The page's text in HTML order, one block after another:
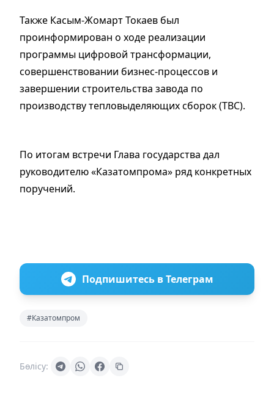
Также Касым-Жомарт Токаев был
проинформирован о ходе реализации
программы цифровой трансформации,
совершенствовании бизнес-процессов и
завершении строительства завода по
производству тепловыделяющих сборок (ТВС).
По итогам встречи Глава государства дал
руководителю «Казатомпрома» ряд конкретных
поручений.
Подпишитесь в Телеграм
#Казатомпром
Бөлісу: